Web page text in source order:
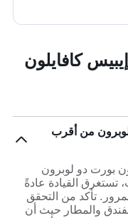
كافايلون
من أقرب
بورت دو لوبرون
القيادة عادةً
المرور. تأكد من التحقق
والمطار حيث أن